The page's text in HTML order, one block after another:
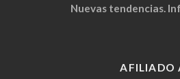
Nuevas tendencias.
AFILIADO